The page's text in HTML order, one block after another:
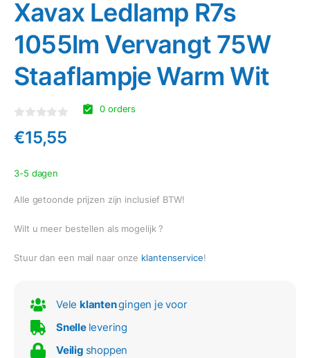
Xavax Ledlamp R7s
1055lm Vervangt 75W
Staaflampje Warm Wit
0
uit
0 orders
€15,55
3-5 dagen
Alle getoonde prijzen zijn inclusief BTW!
Wilt u meer bestellen als mogelijk ?
Stuur dan een mail naar onze klantenservice!
Vele klantengingen je voor
Snelle levering
Veilig shoppen